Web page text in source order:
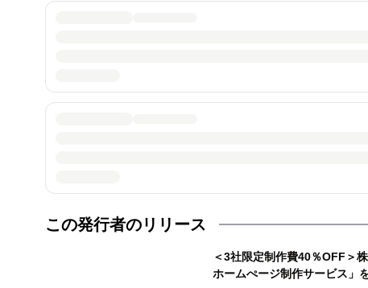
この発行者のリリース
＜3社限定制作費40％OFF＞
ホームぺージ制作サービス」